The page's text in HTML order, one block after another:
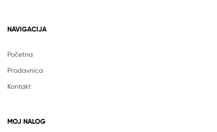
NAVIGACIJA
Početna
Prodavnica
Kontakt
MOJ NALOG